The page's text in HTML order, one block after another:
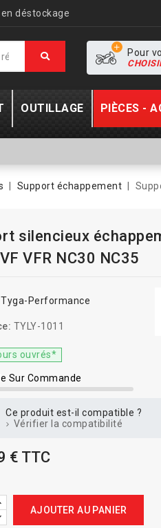
déstockage
Pour
OUTILLAGE PIÈCES -
Support échappement
silencieux
VFR NC30 NC35
Tyga-Performance
TYLY-1011
ouvrés*
Sur Commande
Ce produit est-il compatible ?
Vérifier la compatibilité
€ TTC
AJOUTER AU PANIER